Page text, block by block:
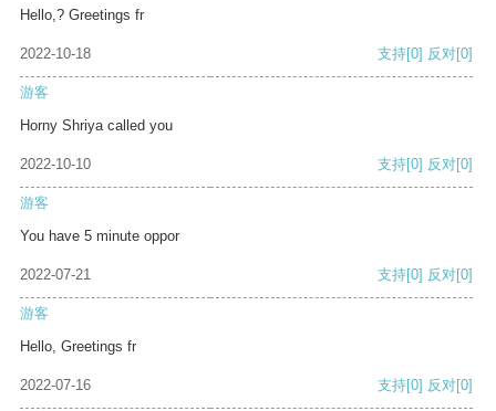
Hello,? Greetings fr
2022-10-18 支持[0] 反对[0]
游客
Horny Shriya called you
2022-10-10 支持[0] 反对[0]
游客
You have 5 minute oppor
2022-07-21 支持[0] 反对[0]
游客
Hello, Greetings fr
2022-07-16 支持[0] 反对[0]